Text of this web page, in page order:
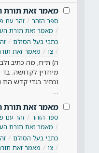
מאמר זאת תורת
ספר הזהר זהר עם
מאמר זאת תורת
כתבי בעל הסולם
צו
מאמר זאת
ה) ת״ח, מה כתיב
מיחדין לקדושה.
וכתיב בגדי קדש
מאמר זאת תורת
ספר הזהר זהר עם
מאמר זאת תורת
כתבי בעל הסולם
צו
מאמר זאת